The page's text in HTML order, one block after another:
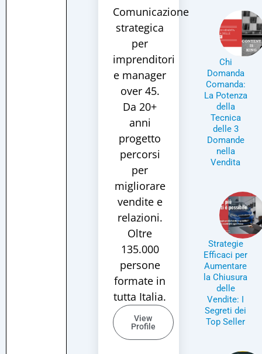
Comunicazione
strategica
per
imprenditori
e manager
over 45.
Da 20+
anni
progetto
percorsi
per
migliorare
vendite e
relazioni.
Oltre
135.000
persone
formate in
tutta Italia.
View
Profile
Chi
Domanda
Comanda:
La Potenza
della
Tecnica
delle 3
Domande
nella
Vendita
Strategie
Efficaci per
Aumentare
la Chiusura
delle
Vendite: I
Segreti dei
Top Seller